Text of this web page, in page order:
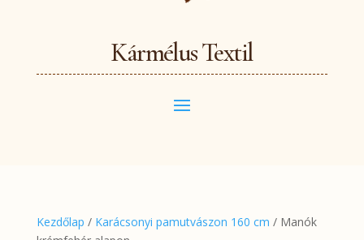
Kármélus Textil
Kezdőlap / Karácsonyi pamutvászon 160 cm / Manók